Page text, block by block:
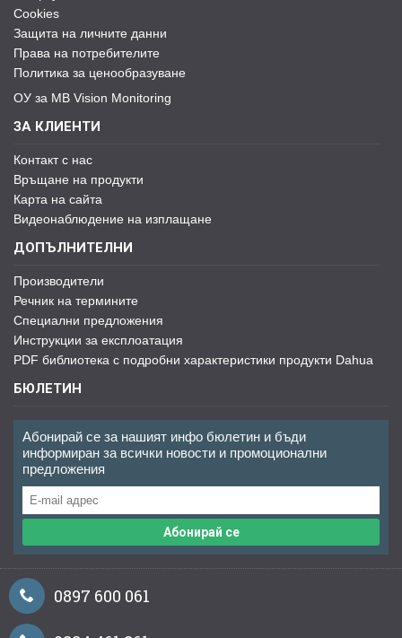
Cookies
Защита на личните данни
Права на потребителите
Политика за ценообразуване
ОУ за MB Vision Monitoring
ЗА КЛИЕНТИ
Контакт с нас
Връщане на продукти
Карта на сайта
Видеонаблюдение на изплащане
ДОПЪЛНИТЕЛНИ
Производители
Речник на термините
Специални предложения
Инструкции за експлоатация
PDF библиотека с подробни характеристики продукти Dahua
БЮЛЕТИН
Абонирай се за нашият инфо бюлетин и бъди
информиран за всички новости и промоционални
предложения
Абонирай се
0897 600 061